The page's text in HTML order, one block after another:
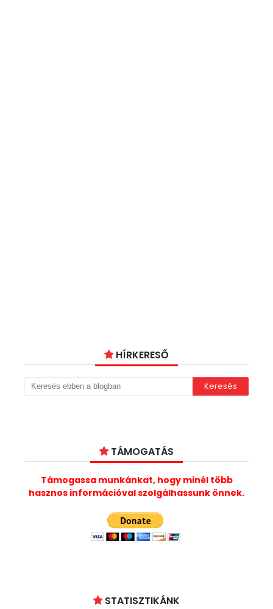
HÍRKERESŐ
TÁMOGATÁS
Támogassa munkánkat, hogy minél több
hasznos információval szolgálhassunk önnek.
STATISZTIKÁNK